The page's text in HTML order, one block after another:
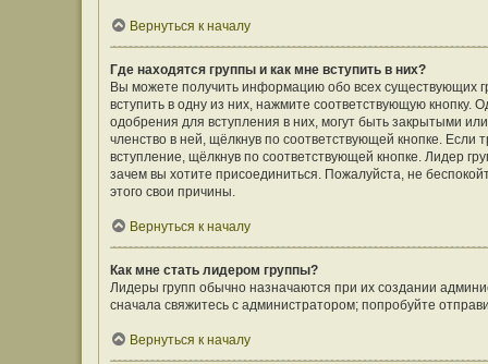
Вернуться к началу
Где находятся группы и как мне вступить в них?
Вы можете получить информацию обо всех существующих
вступить в одну из них, нажмите соответствующую
одобрения для вступления в них, могут быть закрытыми
членство в ней, щёлкнув по соответствующей кнопке. Если
вступление, щёлкнув по соответствующей кнопке. Лидер
зачем вы хотите присоединиться. Пожалуйста, не
этого свои причины.
Вернуться к началу
Как мне стать лидером группы?
Лидеры групп обычно назначаются при их создании
сначала свяжитесь с администратором; попробуйте
Вернуться к началу